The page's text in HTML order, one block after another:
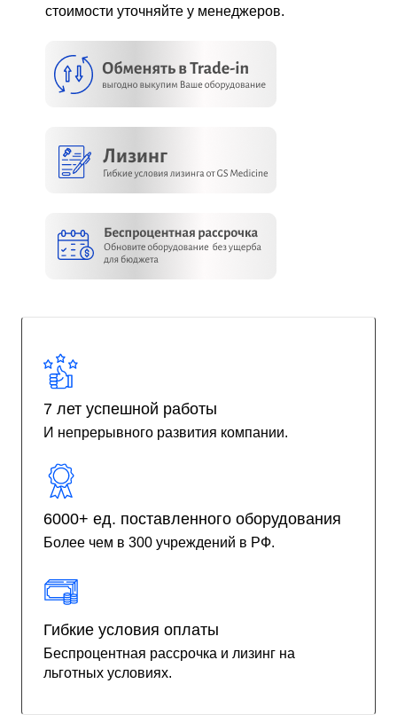
стоимости уточняйте у менеджеров.
7 лет успешной работы
И непрерывного развития компании.
6000+ ед. поставленного оборудования
Более чем в 300 учреждений в РФ.
Гибкие условия оплаты
Беспроцентная рассрочка и лизинг на
льготных условиях.